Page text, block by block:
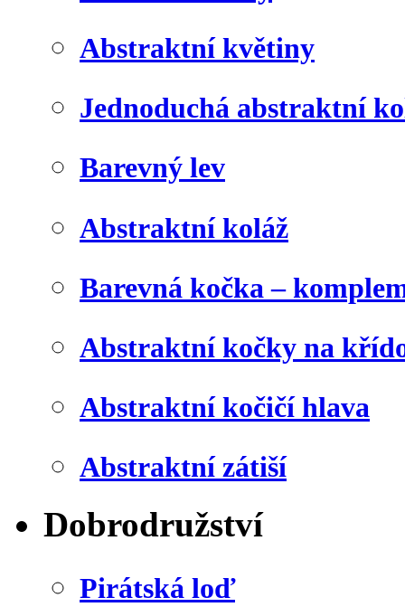
Abstraktní květiny
Jednoduchá abstraktní
Barevný lev
Abstraktní koláž
Barevná kočka –
Abstraktní kočky na
Abstraktní kočičí hlava
Abstraktní zátiší
Dobrodružství
Pirátská loď